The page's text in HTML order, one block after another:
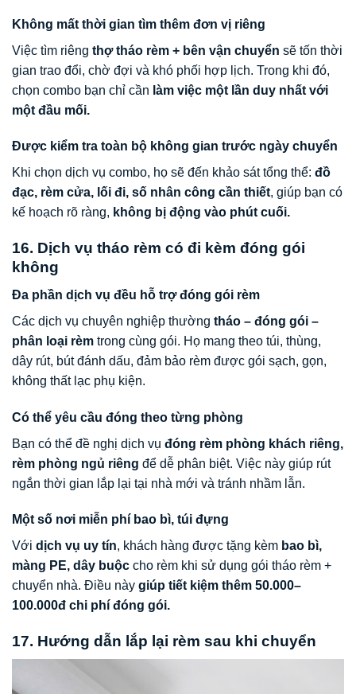
Không mất thời gian tìm thêm đơn vị riêng
Việc tìm riêng thợ tháo rèm + bên vận chuyển sẽ tốn thời
gian trao đổi, chờ đợi và khó phối hợp lịch. Trong khi đó,
chọn combo bạn chỉ cần làm việc một lần duy nhất với
một đầu mối.
Được kiểm tra toàn bộ không gian trước ngày chuyển
Khi chọn dịch vụ combo, họ sẽ đến khảo sát tổng thể: đồ
đạc, rèm cửa, lối đi, số nhân công cần thiết, giúp bạn có
kế hoạch rõ ràng, không bị động vào phút cuối.
16. Dịch vụ tháo rèm có đi kèm đóng gói
không
Đa phần dịch vụ đều hỗ trợ đóng gói rèm
Các dịch vụ chuyên nghiệp thường tháo – đóng gói –
phân loại rèm trong cùng gói. Họ mang theo túi, thùng,
dây rút, bút đánh dấu, đảm bảo rèm được gói sạch, gọn,
không thất lạc phụ kiện.
Có thể yêu cầu đóng theo từng phòng
Bạn có thể đề nghị dịch vụ đóng rèm phòng khách riêng,
rèm phòng ngủ riêng để dễ phân biệt. Việc này giúp rút
ngắn thời gian lắp lại tại nhà mới và tránh nhầm lẫn.
Một số nơi miễn phí bao bì, túi đựng
Với dịch vụ uy tín, khách hàng được tặng kèm bao bì,
màng PE, dây buộc cho rèm khi sử dụng gói tháo rèm +
chuyển nhà. Điều này giúp tiết kiệm thêm 50.000–
100.000đ chi phí đóng gói.
17. Hướng dẫn lắp lại rèm sau khi chuyển